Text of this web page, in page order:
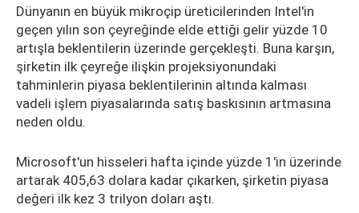
Dünyanın en büyük mikroçip üreticilerinden Intel'in
geçen yılın son çeyreğinde elde ettiği gelir yüzde 10
artışla beklentilerin üzerinde gerçekleşti. Buna karşın,
şirketin ilk çeyreğe ilişkin projeksiyonundaki
tahminlerin piyasa beklentilerinin altında kalması
vadeli işlem piyasalarında satış baskısının artmasına
neden oldu.
Microsoft'un hisseleri hafta içinde yüzde 1'in üzerinde
artarak 405,63 dolara kadar çıkarken, şirketin piyasa
değeri ilk kez 3 trilyon doları aştı.